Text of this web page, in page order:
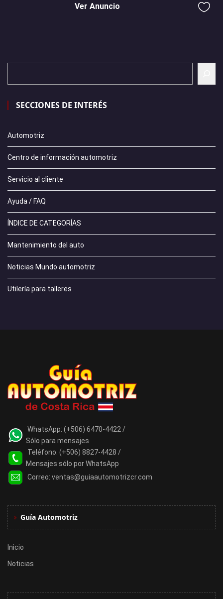
Ver Anuncio
SECCIONES DE INTERÉS
Automotriz
Centro de información automotriz
Servicio al cliente
Ayuda / FAQ
ÍNDICE DE CATEGORÍAS
Mantenimiento del auto
Noticias Mundo automotriz
Utilería para talleres
WhatsApp: (+506) 6470-4422 /
Sólo para mensajes
Teléfono: (+506) 8827-4428 /
Mensajes sólo por WhatsApp
Correo: ventas@guiaautomotrizcr.com
Guía Automotriz
Inicio
Noticias